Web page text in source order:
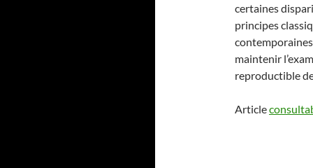
certaines
principes
maintenir
reproductible
Article